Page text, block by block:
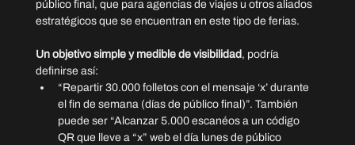
público final, que para agencias de viajes u otros aliados
estratégicos que se encuentran en este tipo de ferias.
Un objetivo simple y medible de visibilidad , podría
definirse así:
“Repartir 30.000 folletos con el mensaje ‘x’ durante
el fin de semana (días de público final)”. También
puede ser “Alcanzar 5.000 escanéos a un código
QR que lleve a “x” web el día lunes de público